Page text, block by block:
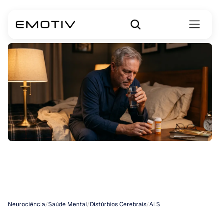
Neurociência/Saúde Mental/Distúrbios Cerebrais/ALS